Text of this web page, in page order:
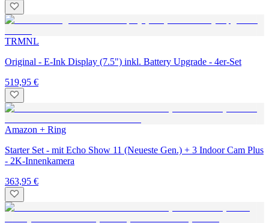
TRMNL
Original - E-Ink Display (7.5") inkl. Battery Upgrade - 4er-Set
519,95 €
Amazon + Ring
Starter Set - mit Echo Show 11 (Neueste Gen.) + 3 Indoor Cam Plus
- 2K-Innenkamera
363,95 €